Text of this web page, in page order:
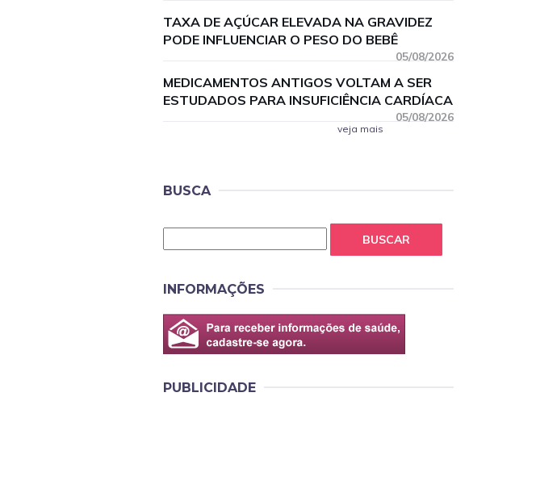
TAXA DE AÇÚCAR ELEVADA NA GRAVIDEZ
PODE INFLUENCIAR O PESO DO BEBÊ
05/08/2026
MEDICAMENTOS ANTIGOS VOLTAM A SER
ESTUDADOS PARA INSUFICIÊNCIA CARDÍACA
05/08/2026
veja mais
BUSCA
BUSCAR
INFORMAÇÕES
PUBLICIDADE